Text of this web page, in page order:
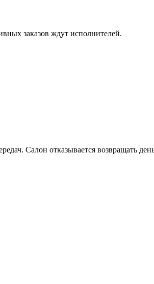
заказов ждут исполнителей.
Салон отказывается возвращать